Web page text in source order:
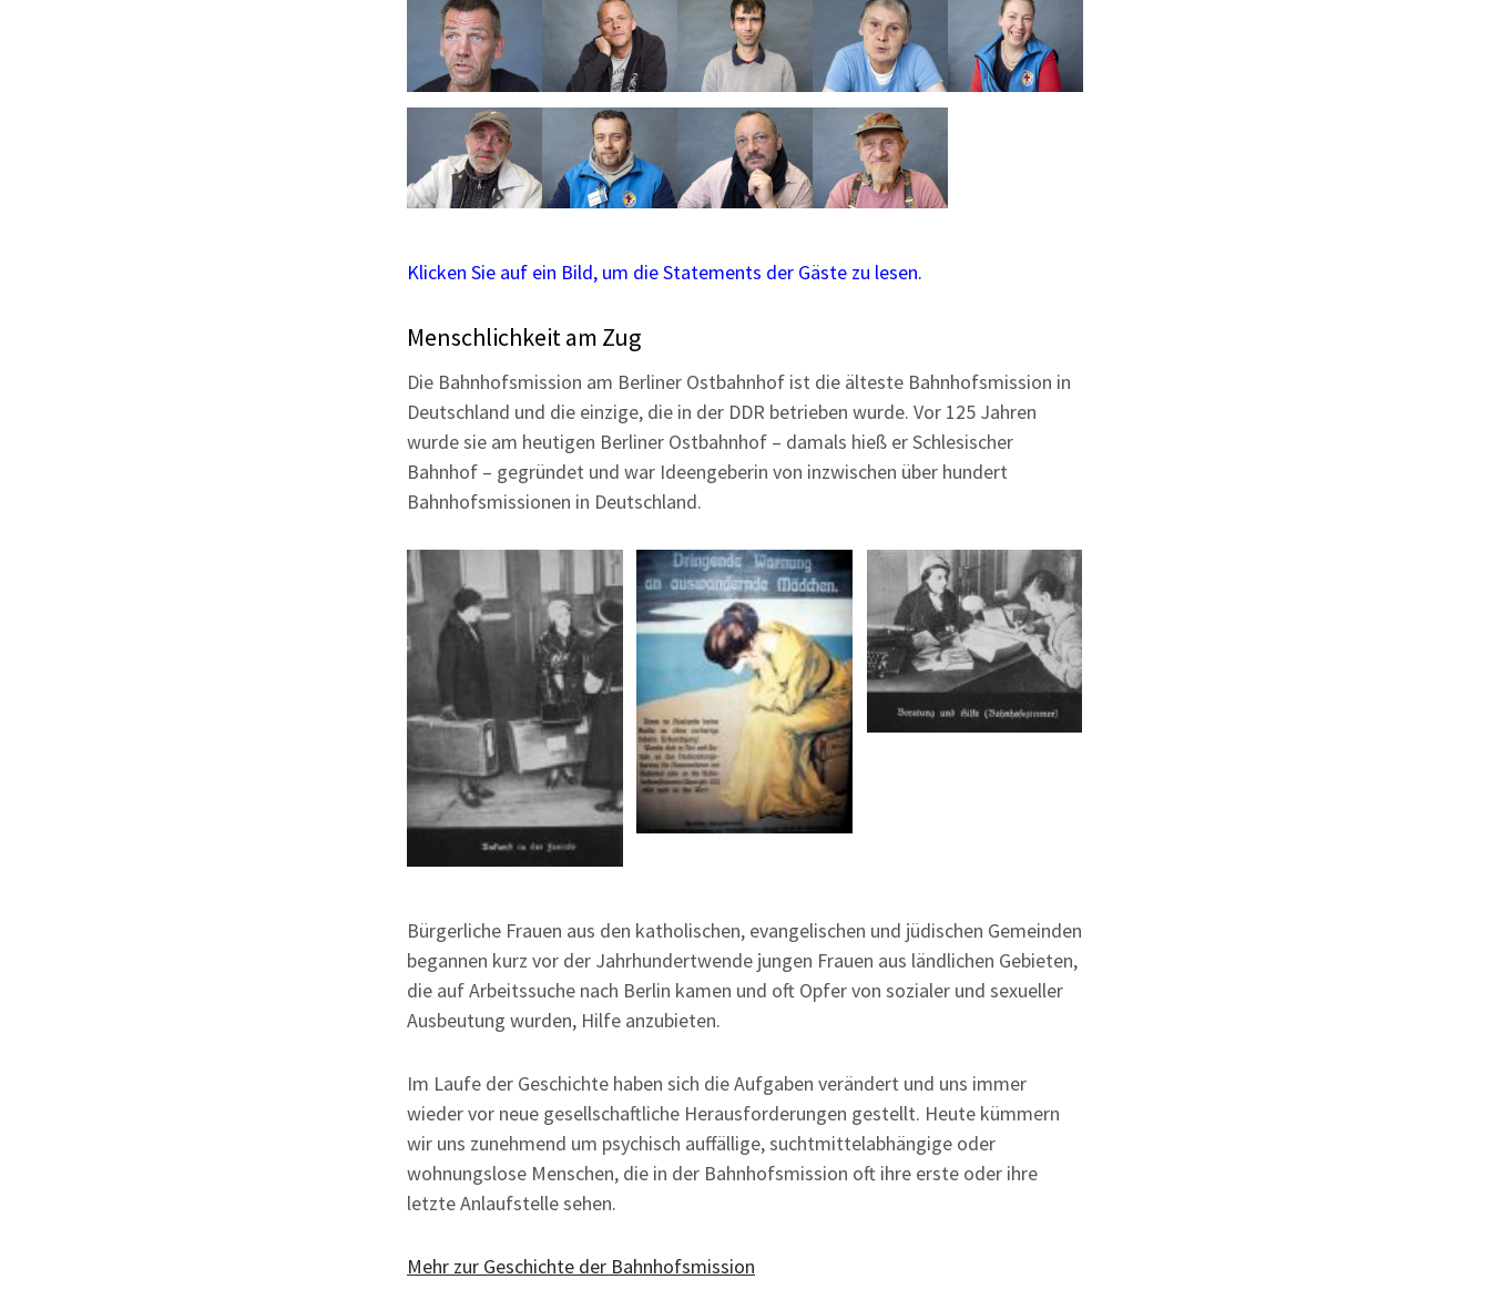
Klicken Sie auf ein Bild, um die Statements der Gäste zu lesen.
Menschlichkeit am Zug
Die Bahnhofsmission am Berliner Ostbahnhof ist die älteste Bahnhofsmission in
Deutschland und die einzige, die in der DDR betrieben wurde. Vor 125 Jahren
wurde sie am heutigen Berliner Ostbahnhof – damals hieß er Schlesischer
Bahnhof – gegründet und war Ideengeberin von inzwischen über hundert
Bahnhofsmissionen in Deutschland.
Bürgerliche Frauen aus den katholischen, evangelischen und jüdischen Gemeinden
begannen kurz vor der Jahrhundertwende jungen Frauen aus ländlichen Gebieten,
die auf Arbeitssuche nach Berlin kamen und oft Opfer von sozialer und sexueller
Ausbeutung wurden, Hilfe anzubieten.
Im Laufe der Geschichte haben sich die Aufgaben verändert und uns immer
wieder vor neue gesellschaftliche Herausforderungen gestellt. Heute kümmern
wir uns zunehmend um psychisch auffällige, suchtmittelabhängige oder
wohnungslose Menschen, die in der Bahnhofsmission oft ihre erste oder ihre
letzte Anlaufstelle sehen.
Mehr zur Geschichte der Bahnhofsmission